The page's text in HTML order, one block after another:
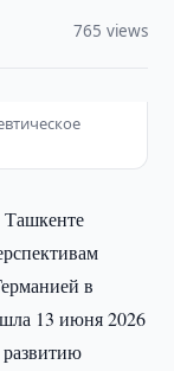
765 views
в
13 июня 2026
развитию